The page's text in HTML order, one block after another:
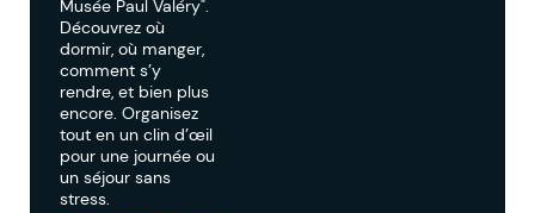
Musée Paul Valéry".
Découvrez où
dormir, où manger,
comment s’y
rendre, et bien plus
encore. Organisez
tout en un clin d’œil
pour une journée ou
un séjour sans
stress.